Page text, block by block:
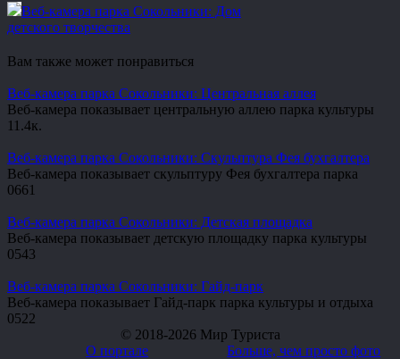
Веб-камера парка Сокольники: Дом
детского творчества
Вам также может понравиться
Веб-камера парка Сокольники: Центральная аллея
Веб-камера показывает центральную аллею парка культуры
1 1.4к.
Веб-камера парка Сокольники: Скульптура Фея бухгалтера
Веб-камера показывает скульптуру Фея бухгалтера парка
0661
Веб-камера парка Сокольники: Детская площадка
Веб-камера показывает детскую площадку парка культуры
0543
Веб-камера парка Сокольники: Гайд-парк
Веб-камера показывает Гайд-парк парка культуры и отдыха
0522
© 2018-2026 Мир Туриста
О портале
Больше, чем просто фото